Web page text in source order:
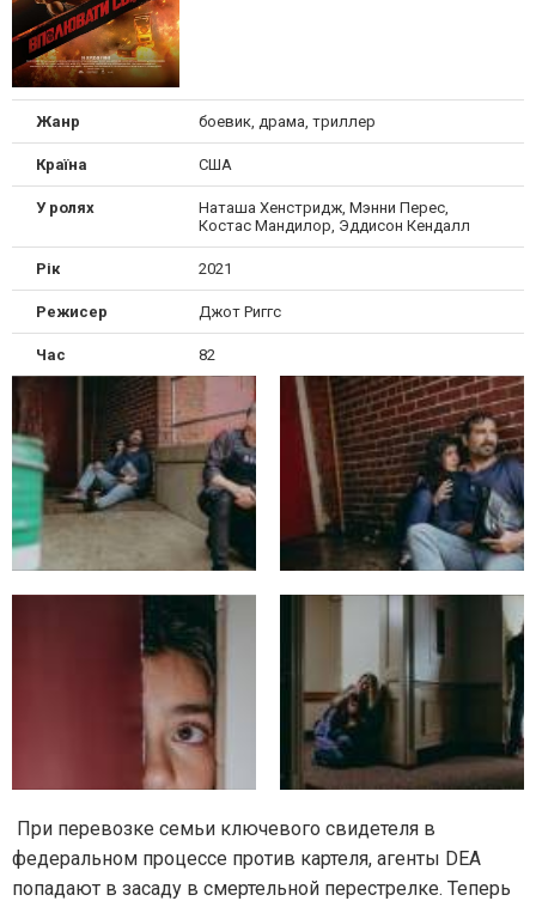
Жанр боевик, драма, триллер
Країна США
У ролях
Наташа Хенстридж, Мэнни Перес,
Костас Мандилор, Эддисон Кендалл
Рік 2021
Режисер Джот Риггс
Час 82
При перевозке семьи ключевого свидетеля в
федеральном процессе против картеля, агенты DEA
попадают в засаду в смертельной перестрелке. Теперь